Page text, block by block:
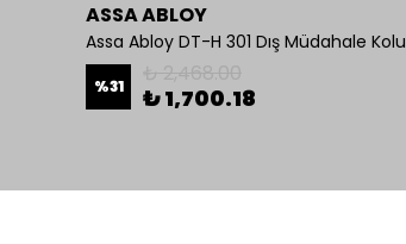
ASSA ABLOY
Assa Abloy DT-H 301 Dış Müdahale Kolu
%31 ₺ 1,700.18